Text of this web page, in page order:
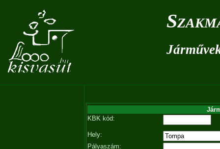
KBK kód:
Hely:
Pályaszám: